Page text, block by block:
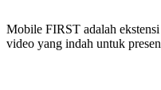
Mobile FIRST adalah
video yang indah untuk